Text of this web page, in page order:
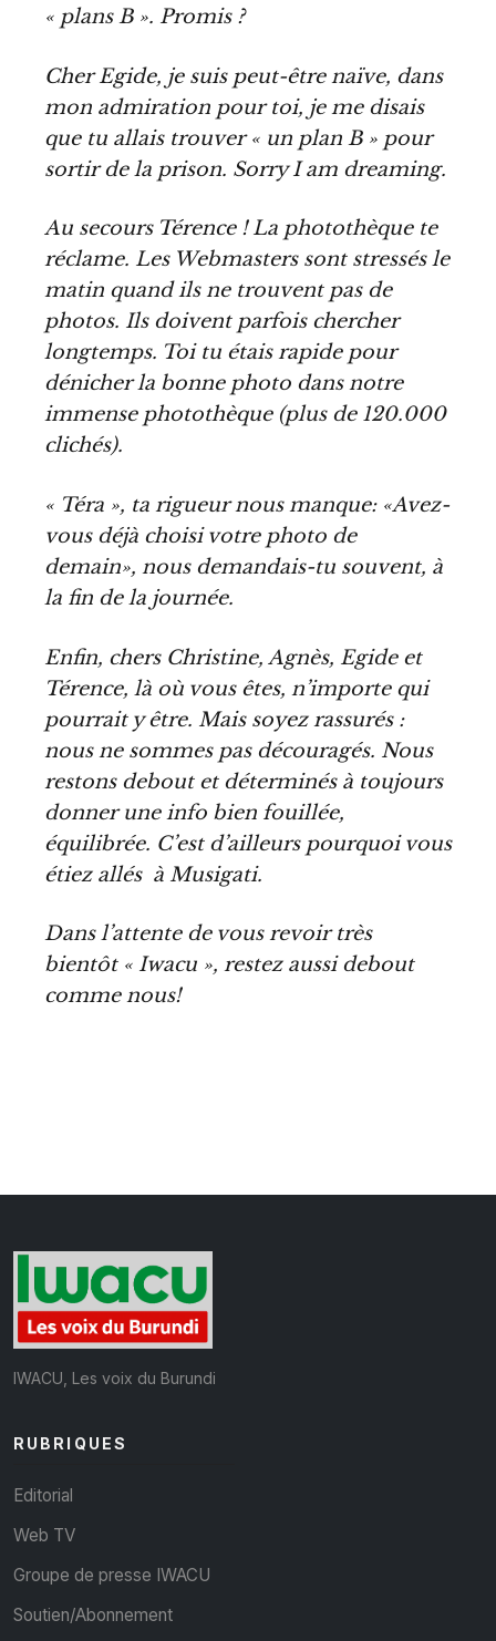
« plans B ». Promis ?
Cher Egide, je suis peut-être naïve, dans
mon admiration pour toi, je me disais
que tu allais trouver « un plan B » pour
sortir de la prison. Sorry I am dreaming.
Au secours Térence ! La photothèque te
réclame. Les Webmasters sont stressés le
matin quand ils ne trouvent pas de
photos. Ils doivent parfois chercher
longtemps. Toi tu étais rapide pour
dénicher la bonne photo dans notre
immense photothèque (plus de 120.000
clichés).
« Téra », ta rigueur nous manque: «Avez-
vous déjà choisi votre photo de
demain», nous demandais-tu souvent, à
la fin de la journée.
Enfin, chers Christine, Agnès, Egide et
Térence, là où vous êtes, n’importe qui
pourrait y être. Mais soyez rassurés :
nous ne sommes pas découragés. Nous
restons debout et déterminés à toujours
donner une info bien fouillée,
équilibrée. C’est d’ailleurs pourquoi vous
étiez allés à Musigati.
Dans l’attente de vous revoir très
bientôt « Iwacu », restez aussi debout
comme nous!
IWACU, Les voix du Burundi
RUBRIQUES
Editorial
Web TV
Groupe de presse IWACU
Soutien/Abonnement